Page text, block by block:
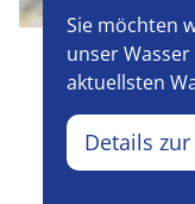
Sie möchten
unser
aktuellsten
Details